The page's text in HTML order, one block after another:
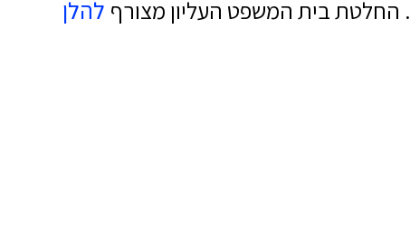
. החלטת בית המשפט העליון מצורף להלן